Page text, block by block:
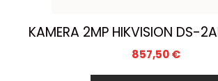
KAMERA 2MP HIKVISION DS-
857,50€